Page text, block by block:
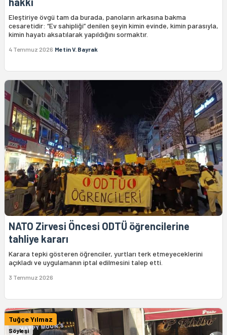
Eleştiriye övgü tam da burada, panoların arkasına bakma
cesaretidir: “Ev sahipliği” denilen şeyin kimin evinde, kimin parasıyla,
kimin hayatı aksatılarak yapıldığını sormaktır.
4 Temmuz 2026 Metin V. Bayrak
NATO Zirvesi Öncesi ODTÜ öğrencilerine
tahliye kararı
Karara tepki gösteren öğrenciler, yurtları terk etmeyeceklerini
açıkladı ve uygulamanın iptal edilmesini talep etti.
3 Temmuz 2026
Tuğçe Yılmaz
Söyleşi